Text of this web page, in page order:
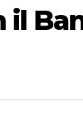
il